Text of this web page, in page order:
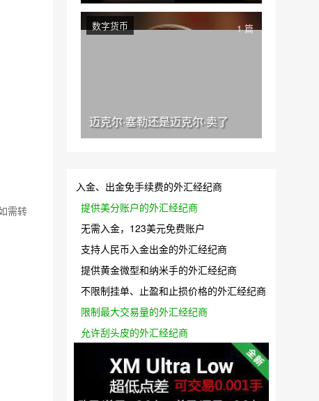
需转
迈克尔·塞勒还是迈克尔·卖了
数字货币 1 篇
入金、出金免手续费的外汇经纪商
提供美分账户的外汇经纪商
无需入金，123美元免费账户
支持人民币入金出金的外汇经纪商
提供黄金微型和纳米手的外汇经纪商
不限制挂单、止盈和止损价格的外汇经纪商
限制最大交易量的外汇经纪商
允许刮头皮的外汇经纪商